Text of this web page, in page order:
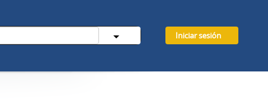
Iniciar sesión